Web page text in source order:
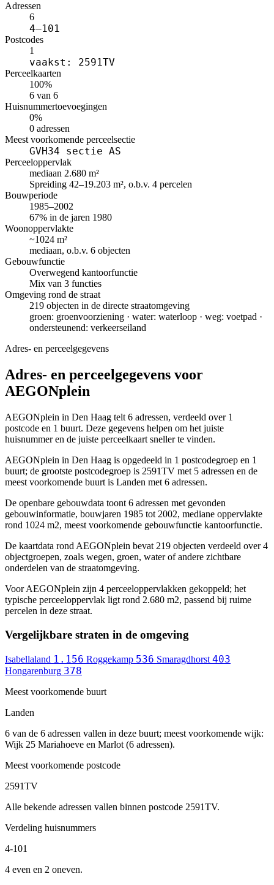
Adressen
6
4–101
Postcodes
1
vaakst: 2591TV
Perceelkaarten
100%
6 van 6
Huisnummertoevoegingen
0%
0 adressen
Meest voorkomende perceelsectie
GVH34 sectie AS
Perceeloppervlak
mediaan 2.680 m²
Spreiding 42–19.203 m², o.b.v. 4 percelen
Bouwperiode
1985–2002
67% in de jaren 1980
Woonoppervlakte
~1024 m²
mediaan, o.b.v. 6 objecten
Gebouwfunctie
Overwegend kantoorfunctie
Mix van 3 functies
Omgeving rond de straat
219 objecten in de directe straatomgeving
groen: groenvoorziening · water: waterloop · weg: voetpad ·
ondersteunend: verkeerseiland
Adres- en perceelgegevens
Adres- en perceelgegevens voor
AEGONplein
AEGONplein in Den Haag telt 6 adressen, verdeeld over 1
postcode en 1 buurt. Deze gegevens helpen om het juiste
huisnummer en de juiste perceelkaart sneller te vinden.
AEGONplein in Den Haag is opgedeeld in 1 postcodegroep en 1
buurt; de grootste postcodegroep is 2591TV met 5 adressen en de
meest voorkomende buurt is Landen met 6 adressen.
De openbare gebouwdata toont 6 adressen met gevonden
gebouwinformatie, bouwjaren 1985 tot 2002, mediane oppervlakte
rond 1024 m2, meest voorkomende gebouwfunctie kantoorfunctie.
De kaartdata rond AEGONplein bevat 219 objecten verdeeld over 4
objectgroepen, zoals wegen, groen, water of andere zichtbare
onderdelen van de straatomgeving.
Voor AEGONplein zijn 4 perceeloppervlakken gekoppeld; het
typische perceeloppervlak ligt rond 2.680 m2, passend bij ruime
percelen in deze straat.
Vergelijkbare straten in de omgeving
Isabellaland 1.156 Roggekamp 536 Smaragdhorst 403
Hongarenburg 378
Meest voorkomende buurt
Landen
6 van de 6 adressen vallen in deze buurt; meest voorkomende wijk:
Wijk 25 Mariahoeve en Marlot (6 adressen).
Meest voorkomende postcode
2591TV
Alle bekende adressen vallen binnen postcode 2591TV.
Verdeling huisnummers
4-101
4 even en 2 oneven.